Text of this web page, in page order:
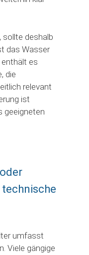
sollte deshalb
das Wasser
es
die
relevant
ist
geeigneten
umfasst
Viele gängige